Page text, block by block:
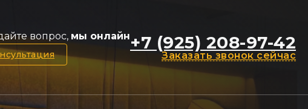
вопрос, мы онлайн+7 (925) 208-97-42
Заказать звонок сейчас